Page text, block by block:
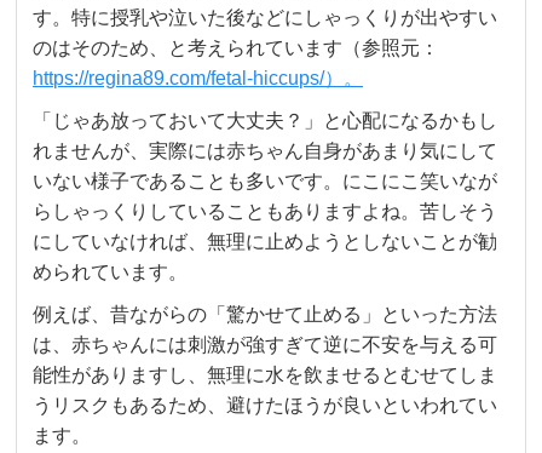
す。特に授乳や泣いた後などにしゃっくりが出やすい
のはそのため、と考えられています（参照元：
https://regina89.com/fetal-hiccups/）。
「じゃあ放っておいて大丈夫？」と心配になるかもし
れませんが、実際には赤ちゃん自身があまり気にして
いない様子であることも多いです。にこにこ笑いなが
らしゃっくりしていることもありますよね。苦しそう
にしていなければ、無理に止めようとしないことが勧
められています。
例えば、昔ながらの「驚かせて止める」といった方法
は、赤ちゃんには刺激が強すぎて逆に不安を与える可
能性がありますし、無理に水を飲ませるとむせてしま
うリスクもあるため、避けたほうが良いといわれてい
ます。